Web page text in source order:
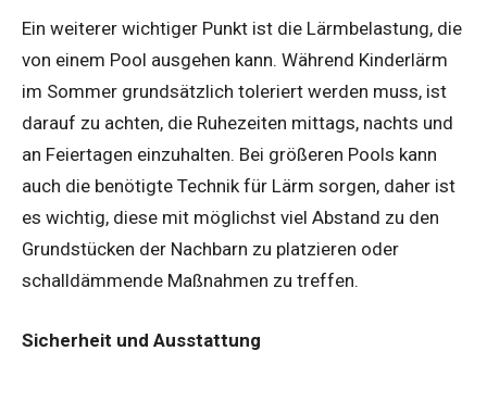
Ein weiterer wichtiger Punkt ist die Lärmbelastung, die
von einem Pool ausgehen kann. Während Kinderlärm
im Sommer grundsätzlich toleriert werden muss, ist
darauf zu achten, die Ruhezeiten mittags, nachts und
an Feiertagen einzuhalten. Bei größeren Pools kann
auch die benötigte Technik für Lärm sorgen, daher ist
es wichtig, diese mit möglichst viel Abstand zu den
Grundstücken der Nachbarn zu platzieren oder
schalldämmende Maßnahmen zu treffen.
Sicherheit und Ausstattung